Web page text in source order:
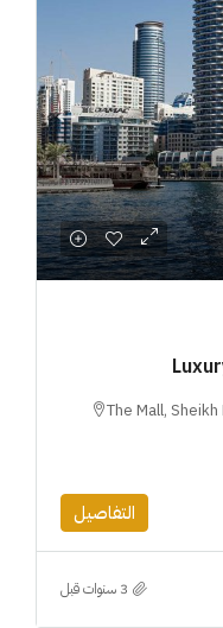
The Mall,
التفاصيل